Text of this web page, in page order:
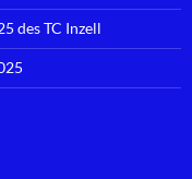
des TC Inzell